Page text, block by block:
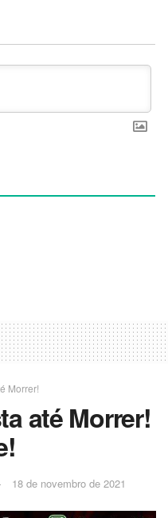
Morrer!
até Morrer!
18 de novembro de 2021